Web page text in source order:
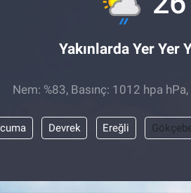
Yakınlarda Yer Yer
Nem: %83, Basınç: 1012 hpa
Devrek Ereğli